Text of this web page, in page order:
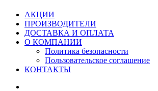
АКЦИИ
ПРОИЗВОДИТЕЛИ
ДОСТАВКА И ОПЛАТА
О КОМПАНИИ
Политика безопасности
Пользовательское соглашение
КОНТАКТЫ